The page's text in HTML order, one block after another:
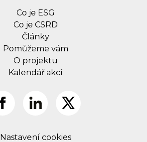
Co je ESG
Co je CSRD
Články
Pomůžeme vám
O projektu
Kalendář akcí
Nastavení cookies